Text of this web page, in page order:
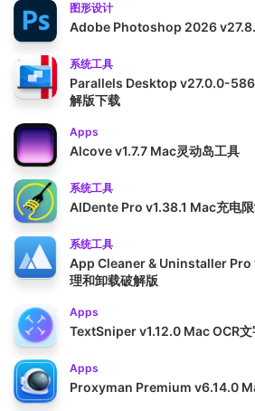
图形设计
Adobe Photoshop 2026
系统工具
Parallels Desktop v27.0.0-
解版下载
Apps
Alcove v1.7.7 Mac灵动岛工具
系统工具
AlDente Pro v1.38.1 Mac充电
系统工具
App Cleaner & Uninstaller Pro
理和卸载破解版
Apps
TextSniper v1.12.0 Mac OCR文
Apps
Proxyman Premium v6.14.0